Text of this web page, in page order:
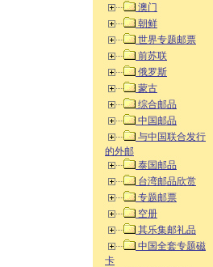
澳门
朝鲜
世界专题邮票
前苏联
俄罗斯
蒙古
综合邮品
中国邮品
与中国联合发行
的外邮
泰国邮品
台湾邮品欣赏
专题邮票
空册
其乐集邮礼品
中国全套专题磁
卡